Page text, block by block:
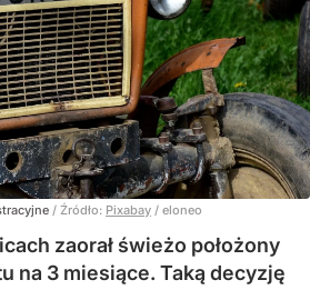
/ Źródło: Pixabay / eloneo
zaorał świeżo położony
na 3 miesiące. Taką decyzję